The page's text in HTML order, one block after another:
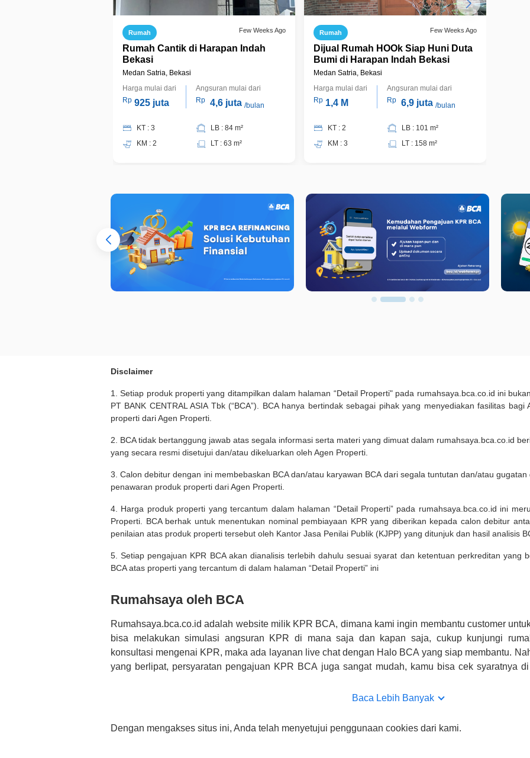
Rumah Few Weeks Ago
Rumah Cantik di Harapan Indah
Bekasi
Medan Satria, Bekasi
Harga mulai dari
Rp 925 juta
Angsuran mulai dari
Rp 4,6 juta /bulan
KT : 3
KM : 2
LB : 84 m²
LT : 63 m²
Rumah Few Weeks Ago
Dijual Rumah HOOk Siap Huni Duta
Bumi di Harapan Indah Bekasi
Medan Satria, Bekasi
Harga mulai dari
Rp 1,4 M
Angsuran mulai dari
Rp 6,9 juta /bulan
KT : 2
KM : 3
LB : 101 m²
LT : 158 m²
Disclaimer
1. Setiap produk properti yang ditampilkan dalam halaman “Detail Properti" pada rumahsaya.bca.co.id ini
PT BANK CENTRAL ASIA Tbk (“BCA”). BCA hanya bertindak sebagai pihak yang menyediakan fasilitas
properti dari Agen Properti.
2. BCA tidak bertanggung jawab atas segala informasi serta materi yang dimuat dalam rumahsaya.bca.co.id
yang secara resmi disetujui dan/atau dikeluarkan oleh Agen Properti.
3. Calon debitur dengan ini membebaskan BCA dan/atau karyawan BCA dari segala tuntutan dan/atau
penawaran produk properti dari Agen Properti.
4. Harga produk properti yang tercantum dalam halaman “Detail Properti” pada rumahsaya.bca.co.id ini
Properti. BCA berhak untuk menentukan nominal pembiayaan KPR yang diberikan kepada calon debitur
penilaian atas produk properti tersebut oleh Kantor Jasa Penilai Publik (KJPP) yang ditunjuk dan hasil analisis
5. Setiap pengajuan KPR BCA akan dianalisis terlebih dahulu sesuai syarat dan ketentuan perkreditan yang
BCA atas properti yang tercantum di dalam halaman “Detail Properti” ini
Rumahsaya oleh BCA
Rumahsaya.bca.co.id adalah website milik KPR BCA, dimana kami ingin membantu customer
bisa melakukan simulasi angsuran KPR di mana saja dan kapan saja, cukup kunjungi
konsultasi mengenai KPR, maka ada layanan live chat dengan Halo BCA yang siap membantu.
yang berlipat, persyaratan pengajuan KPR BCA juga sangat mudah, kamu bisa cek syaratnya di
informasi yang rekanan berikan selain yang bisa di verifikasi oleh BCA.
Baca Lebih Banyak
Dengan mengakses situs ini, Anda telah menyetujui penggunaan cookies dari kami.